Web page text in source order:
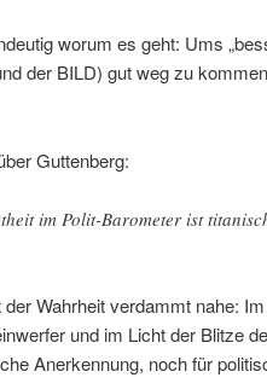
worum es geht: Ums
der BILD) gut weg zu
Guttenberg:
im Polit-Barometer ist
Wahrheit verdammt nahe:
und im Licht der Blitze
Anerkennung, noch für